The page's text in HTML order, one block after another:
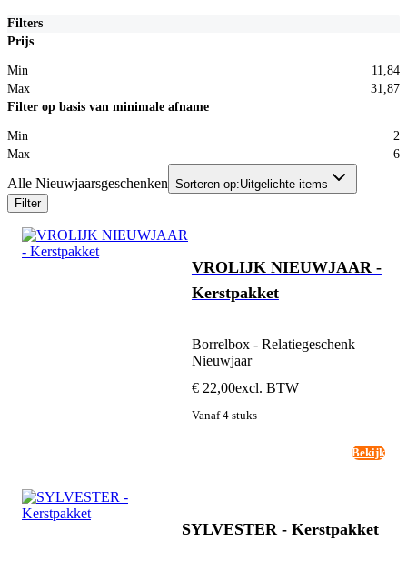
Filters
Prijs
Min
11,84
Max
31,87
Filter op basis van minimale afname
Min
2
Max
6
Alle Nieuwjaarsgeschenken Sorteren op:Uitgelichte items
Filter
VROLIJK NIEUWJAAR -
Kerstpakket
Borrelbox - Relatiegeschenk
Nieuwjaar
€ 22,00excl. BTW
Vanaf 4 stuks
Bekijk
SYLVESTER - Kerstpakket